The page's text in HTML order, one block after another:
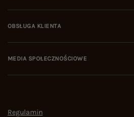
OBSŁUGA KLIENTA
MEDIA SPOŁECZNOŚCIOWE
Regulamin